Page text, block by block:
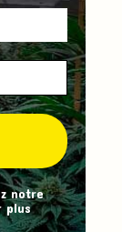
notre
plus